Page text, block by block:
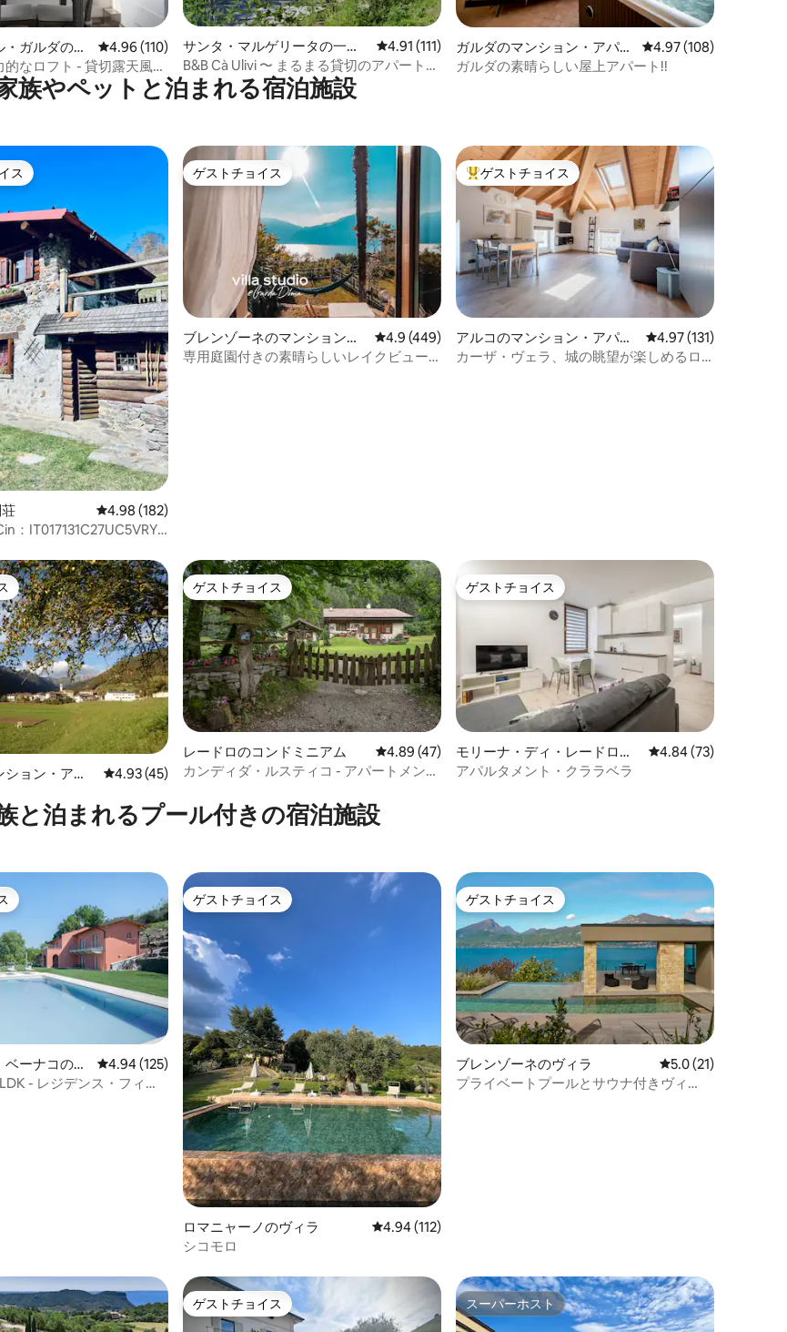
星の平均評価
ガルダの離
レビュー110件、5つ星中4.96つ星の平均評価
4.96 (110)
的なロフト - 貸切露天風
サンタ・マルゲリータの一軒
家
レビュー111件、5つ星中4.91つ星の平均評価
4.91 (111)
B&B Cà Ulivi 〜 まるまる貸切のアパートメ
ント
ガルダのマンション・アパー
ト
レビュー108件、5つ
4.97 (108)
ガルダの素晴らしい屋上アパート!!
族やペットと泊まれる宿泊施設
星の平均評価
チョイスです。
ス
レビュー182件、5つ星中4.98つ星の平均評価
4.98 (182)
：IT017131C27UC5VRYU
ゲストチョイス
ゲストチョイス
ブレンゾーネのマンション・
アパート
レビュー449件、5つ星中4.9つ星の平均評価
4.9 (449)
専用庭園付きの素晴らしいレイクビュー
大好評のゲストチョイスです。
ゲストチョイス
アルコのマンション・アパー
ト
レビュー131件、5つ
4.97 (131)
カーザ・ヴェラ、城の眺望が楽しめるロ
星の平均評価
ョン・アパ
レビュー45件、5つ星中4.93つ星の平均評価
4.93 (45)
ゲストチョイス
ゲストチョイス
レードロのコンドミニアム レビュー47件、5つ星中4.89つ星の平均評価
4.89 (47)
カンディダ・ルスティコ - アパートメン
ゲストチョイス
ゲストチョイス
モリーナ・ディ・レードロの
マンション・アパート
レビュー73件、5つ星
4.84 (73)
アパルタメント・クララベラ
と泊まれるプール付きの宿泊施設
星の平均評価
ベーナコの一
レビュー125件、5つ星中4.94つ星の平均評価
4.94 (125)
- レジデンス・フィオ
ゲストチョイス
ゲストチョイス
ロマニャーノのヴィラ レビュー112件、5つ星中4.94つ星の平均評価
4.94 (112)
シコモロ
ゲストチョイス
ゲストチョイス
ブレンゾーネのヴィラ レビュー21件、5つ
5.0 (21)
プライベートプールとサウナ付きヴィ
ゲストチョイス
ゲストチョイス スーパーホスト
スーパーホスト